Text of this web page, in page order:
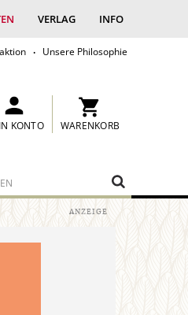
VERLAG INFO
Unsere Philosophie
KONTO WARENKORB